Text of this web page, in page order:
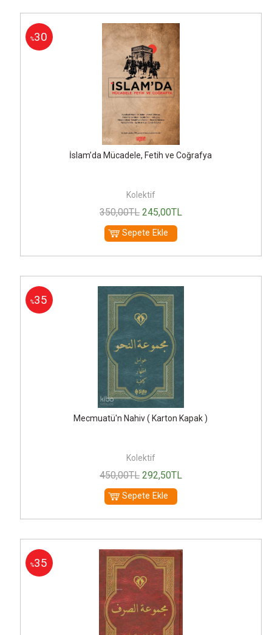
%30
İslam’da Mücadele, Fetih ve Coğrafya
Kolektif
350,00TL 245,00TL
Sepete Ekle
%35
Mecmuatü'n Nahiv ( Karton Kapak )
Kolektif
450,00TL 292,50TL
Sepete Ekle
%35